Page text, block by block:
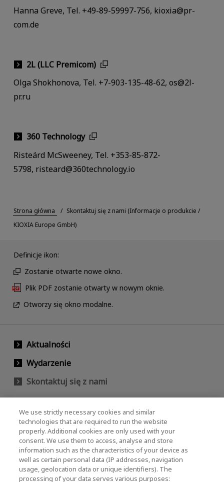
Hanna Greve, Tel. +49-89-59997-756, kioxia@pr-
com.de
2L (LLC Premicom)
Olga Shokhonova, Tel. +7-903-135-48-62, os@2l-
pr.ru
360 Technology
Risteárd McSweeney, Tel. +353-85-872-
5798, risteard@360technology.io
Strona główna
Skontaktuj się z nami (Informacje o produkcie /
KIOXIA Europe GmbH)
Definicje ikon:
Zostanie otwarte nowe okno.
Plik PDF zostanie otwarty w nowym oknie.
Otworzy się okno modalne.
Aktualności
Wydarzenie
Skontaktuj się z nami
KIOXIA Holdings Corporation (Relacje
korporacyjne / inwestorskie)
KIOXIA Holdings Corporation Home
Relacje inwestorskie
We use strictly necessary cookies and similar
technologies that are required to run the website
properly. Additional cookies are only used with your
consent. We use them to access, analyse and store
information such as the characteristics of your device as
well as certain personal data (IP addresses, navigation
usage, geolocation data or unique identifiers). The
processing of your data serves various purposes: